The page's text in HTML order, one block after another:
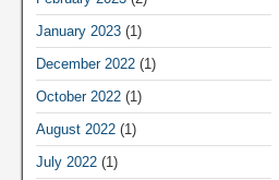
January 2023(1)
December 2022(1)
October 2022(1)
August 2022(1)
July 2022(1)